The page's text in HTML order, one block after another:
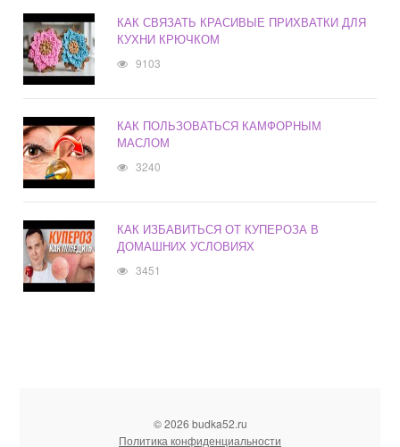
КАК СВЯЗАТЬ КРАСИВЫЕ ПРИХВАТКИ ДЛЯ
КУХНИ КРЮЧКОМ
9103
КАК ПОЛЬЗОВАТЬСЯ КАМФОРНЫМ
МАСЛОМ
3240
КАК ИЗБАВИТЬСЯ ОТ КУПЕРОЗА В
ДОМАШНИХ УСЛОВИЯХ
3451
© 2026 budka52.ru
Политика конфиденциальности